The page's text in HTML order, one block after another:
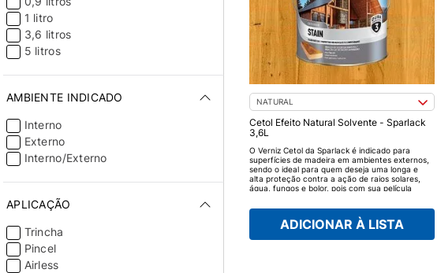
1 litro
3,6 litros
5 litros
AMBIENTE INDICADO
Interno
Externo
Interno/Externo
APLICAÇÃO
Trincha
Pincel
Airless
NATURAL
Cetol Efeito Natural Solvente - Sparlack
3,6L
O Verniz Cetol da Sparlack é indicado para
superfícies de madeira em ambientes externos,
sendo o ideal para quem deseja uma longa e
alta proteção contra a ação de raios solares,
água, fungos e bolor, pois com sua película
de rachaduras no acabamento e mantém a
ADICIONAR À LISTA